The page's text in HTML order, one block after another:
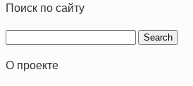
Поиск по сайту
О проекте